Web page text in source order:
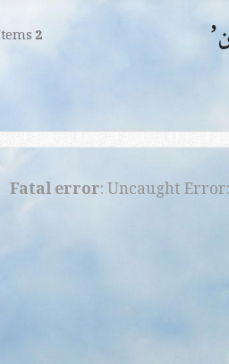
2
Fatal error: Uncaught